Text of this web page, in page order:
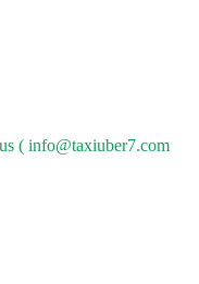
( info@taxiuber7.com